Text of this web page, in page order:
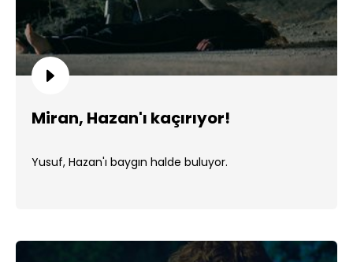
Miran, Hazan'ı kaçırıyor!
Yusuf, Hazan'ı baygın halde buluyor.